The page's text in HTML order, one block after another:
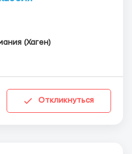
(Хаген)
Откликнуться